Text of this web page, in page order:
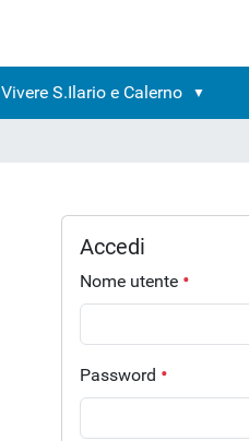
Vivere S.Ilario e Calerno
Accedi
Nome utente
Password